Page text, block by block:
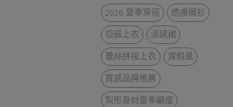
2026 夏季穿搭
透膚襯衫
亞麻上衣
涼感裙
蕾絲拼接上衣
渡假風
質感品牌推薦
梨形身材夏季顯瘦